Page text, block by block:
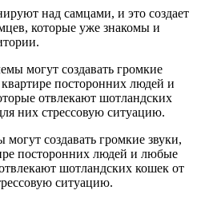
над самцами, и это создает
которые уже знакомы и
могут создавать громкие
посторонних людей и
отвлекают шотландских
них стрессовую ситуацию.
создавать громкие звуки,
посторонних людей и любые
шотландских кошек от
ситуацию.